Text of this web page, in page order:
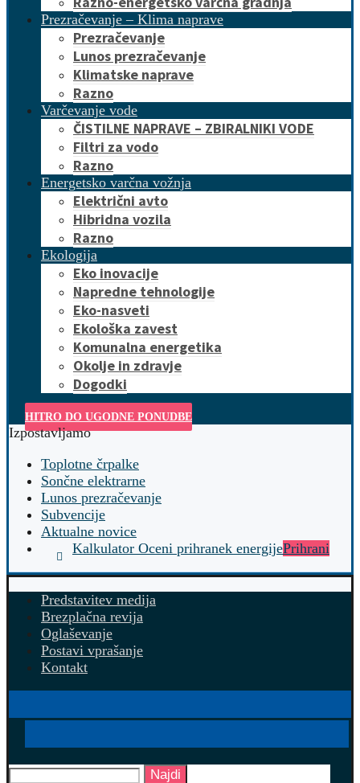
Prezračevanje – Klima naprave
Prezračevanje
Lunos prezračevanje
Klimatske naprave
Razno
Varčevanje vode
ČISTILNE NAPRAVE – ZBIRALNIKI VODE
Filtri za vodo
Razno
Energetsko varčna vožnja
Električni avto
Hibridna vozila
Razno
Ekologija
Eko inovacije
Napredne tehnologije
Eko-nasveti
Ekološka zavest
Komunalna energetika
Okolje in zdravje
Dogodki
HITRO DO UGODNE PONUDBE
Izpostavljamo
Toplotne črpalke
Sončne elektrarne
Lunos prezračevanje
Subvencije
Aktualne novice
Kalkulator Oceni prihranek energijePrihrani
Predstavitev medija
Brezplačna revija
Oglaševanje
Postavi vprašanje
Kontakt
Najdi